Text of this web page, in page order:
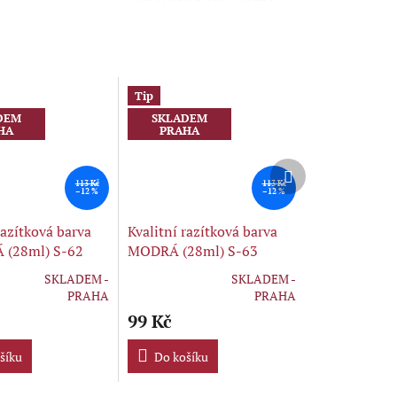
113 Kč
–12 %
barva
(28ml) S-62
SKLADEM -
PRAHA
Tip
SKLADEM
PRAHA
113 Kč
–12 %
Kvalitní razítková barva
MODRÁ (28ml) S-63
produktu
je
z
SKLADEM -
PRAHA
99 Kč
Do košíku
Další
produkt